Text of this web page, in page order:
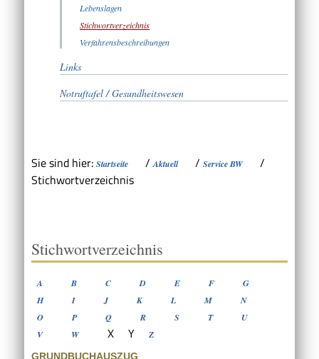
Lebenslagen
Stichwortverzeichnis
Verfahrensbeschreibungen
Links
Notruftafel / Gesundheitswesen
Sie sind hier: Startseite /Aktuell / Service BW
/
Stichwortverzeichnis
Stichwortverzeichnis
A B C D E F
G
H
I J K L M
N
O
P Q R S T
U
V
W X Y Z
GRUNDBUCHAUSZUG